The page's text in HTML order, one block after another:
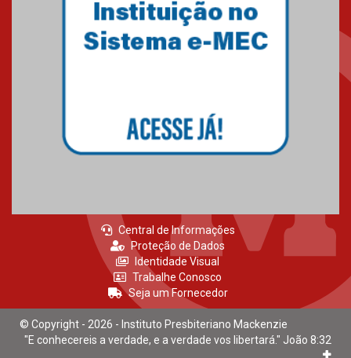
Central de Informações
Proteção de Dados
Identidade Visual
Trabalhe Conosco
Seja um Fornecedor
© Copyright - 2026 - Instituto Presbiteriano Mackenzie
"E conhecereis a verdade, e a verdade vos libertará." João 8:32